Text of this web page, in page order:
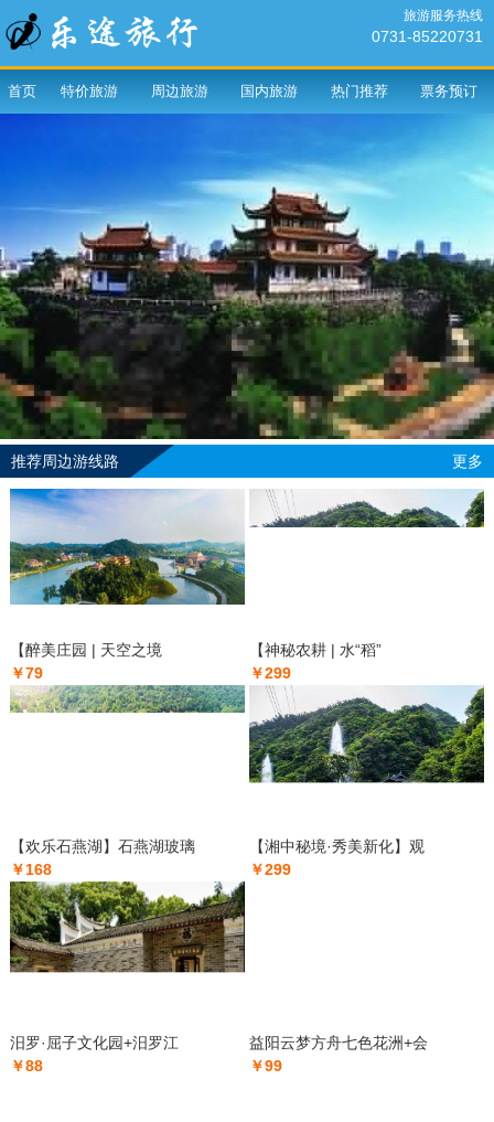
旅游服务热线
0731-85220731
首页 特价旅游 周边旅游 国内旅游 热门推荐 票务预订
推荐周边游线路 更多
【醉美庄园 | 天空之境
￥79
【神秘农耕 | 水“稻”
￥299
【欢乐石燕湖】石燕湖玻璃
￥168
【湘中秘境·秀美新化】观
￥299
汨罗·屈子文化园+汨罗江
￥88
益阳云梦方舟七色花洲+会
￥99